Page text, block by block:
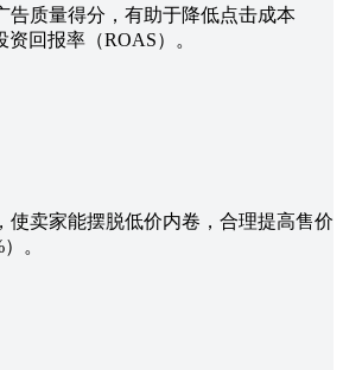
告质量得分，有助于降低点击成本
资回报率（ROAS）。
使卖家能摆脱低价内卷，合理提高售价
。